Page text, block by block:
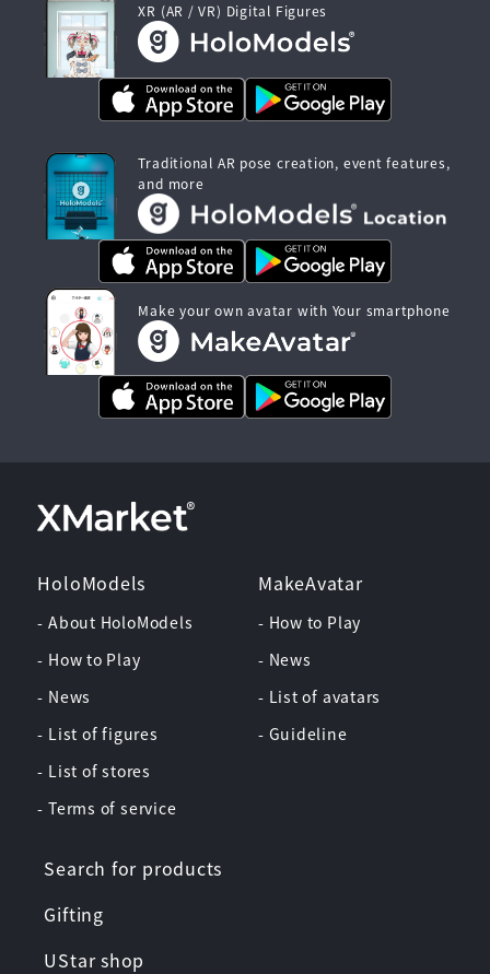
XR (AR / VR) Digital Figures
Traditional AR pose creation, event features,
and more
Make your own avatar with Your smartphone
HoloModels
- About HoloModels
- How to Play
- News
- List of figures
- List of stores
- Terms of service
MakeAvatar
- How to Play
- News
- List of avatars
- Guideline
Search for products
Gifting
UStar shop